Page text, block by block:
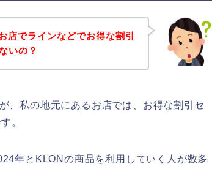
店でラインなどでお得な割引
いの？
、私の地元にあるお店では、お得な割引セ
。
年とKLONの商品を利用していく人が数多